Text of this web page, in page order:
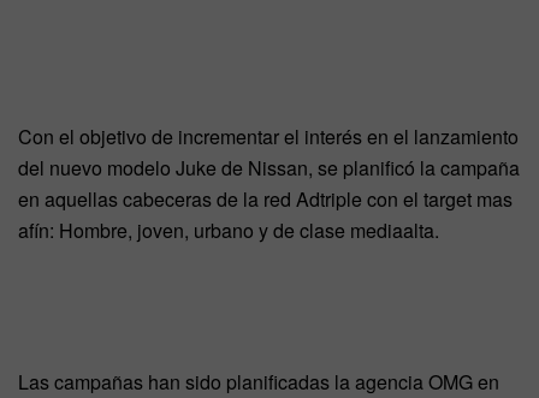
Con el objetivo de incrementar el interés en el lanzamiento
del nuevo modelo Juke de Nissan, se planificó la campaña
en aquellas cabeceras de la red Adtriple con el target mas
afín: Hombre, joven, urbano y de clase mediaalta.
Las campañas han sido planificadas la agencia OMG en